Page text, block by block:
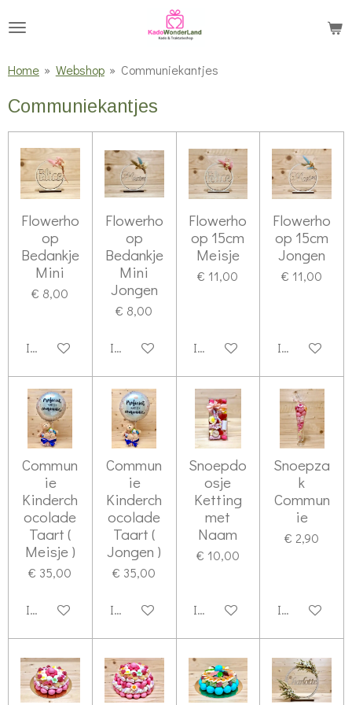
hoofdinhoud
Home » Webshop » Communiekantjes
Communiekantjes
Flowerho
op
Bedankje
Mini
€ 8,00
In winkelwagen
Flowerho
op
Bedankje
Mini
Jongen
€ 8,00
In winkelwagen
Flowerho
op 15cm
Meisje
€ 11,00
In winkelwagen
Flowerho
op 15cm
Jongen
€ 11,00
In
Commun
ie
Kinderch
ocolade
Taart (
Meisje )
€ 35,00
In winkelwagen
Commun
ie
Kinderch
ocolade
Taart (
Jongen )
€ 35,00
In winkelwagen
Snoepdo
osje
Ketting
met
Naam
€ 10,00
In winkelwagen
Snoepza
k
Commun
ie
€ 2,90
In